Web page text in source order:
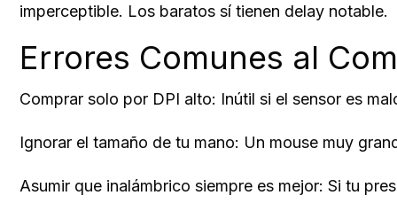
imperceptible. Los baratos sí tienen delay notable.
Errores Comunes al
Comprar solo por DPI alto: Inútil si el sensor es
Ignorar el tamaño de tu mano: Un mouse muy
Asumir que inalámbrico siempre es mejor: Si tu